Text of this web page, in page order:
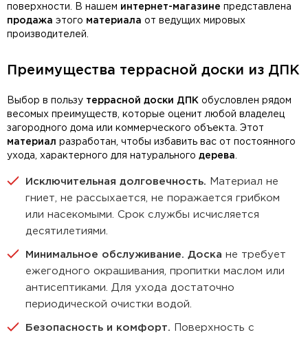
поверхности. В нашем интернет-магазине представлена
продажа этого материала от ведущих мировых
производителей.
Преимущества террасной доски из ДПК
Выбор в пользу террасной доски ДПК обусловлен рядом
весомых преимуществ, которые оценит любой владелец
загородного дома или коммерческого объекта. Этот
материал разработан, чтобы избавить вас от постоянного
ухода, характерного для натурального дерева
Исключительная долговечность. Материал не
гниет, не рассыхается, не поражается грибком
или насекомыми. Срок службы исчисляется
десятилетиями.
Минимальное обслуживание. Доска не требует
ежегодного окрашивания, пропитки маслом или
антисептиками. Для ухода достаточно
периодической очистки водой.
Безопасность и комфорт. Поверхность с